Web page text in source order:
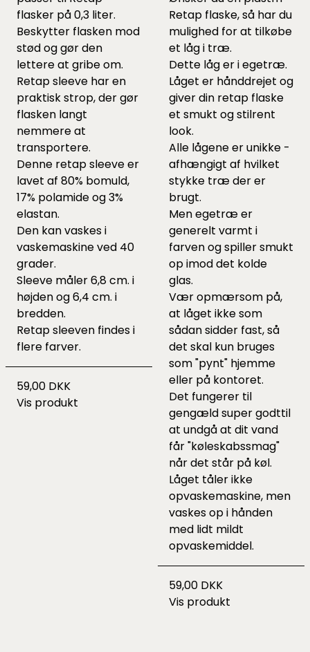
flasker på 0,3 liter.
Beskytter flasken mod
stød og gør den
lettere at gribe om.
Retap sleeve har en
praktisk strop, der gør
flasken langt
nemmere at
transportere.
Denne retap sleeve er
lavet af 80% bomuld,
17% polamide og 3%
elastan.
Den kan vaskes i
vaskemaskine ved 40
grader.
Sleeve måler 6,8 cm. i
højden og 6,4 cm. i
bredden.
Retap sleeven findes i
flere farver.
59,00 DKK
Vis produkt
Retap flaske, så har du
mulighed for at tilkøbe
et låg i træ.
Dette låg er i egetræ.
Låget er hånddrejet og
giver din retap flaske
et smukt og stilrent
look.
Alle lågene er unikke -
afhængigt af hvilket
stykke træ der er
brugt.
Men egetræ er
generelt varmt i
farven og spiller smukt
op imod det kolde
glas.
Vær opmærsom på,
at låget ikke som
sådan sidder fast, så
det skal kun bruges
som "pynt" hjemme
eller på kontoret.
Det fungerer til
gengæld super godttil
at undgå at dit vand
får "køleskabssmag"
når det står på køl.
Låget tåler ikke
opvaskemaskine, men
vaskes op i hånden
med lidt mildt
opvaskemiddel.
59,00 DKK
Vis produkt